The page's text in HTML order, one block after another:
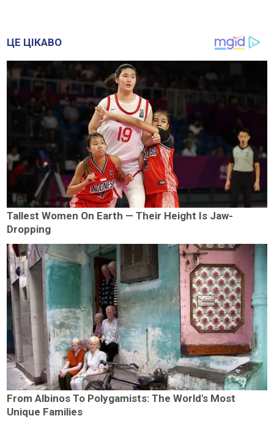
ЦЕ ЦІКАВО
Tallest Women On Earth — Their Height Is Jaw-
Dropping
From Albinos To Polygamists: The World's Most
Unique Families